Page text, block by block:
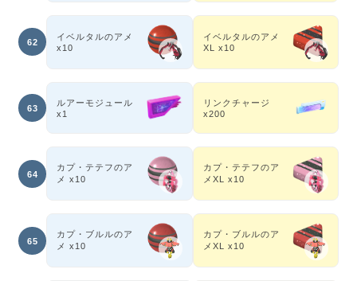
62
イベルタルのアメ
x10
イベルタルのアメ
XL x10
63
ルアーモジュール
x1
リンクチャージ
x200
64
カプ・テテフのア
メ x10
カプ・テテフのア
メXL x10
65
カプ・ブルルのア
メ x10
カプ・ブルルのア
メXL x10